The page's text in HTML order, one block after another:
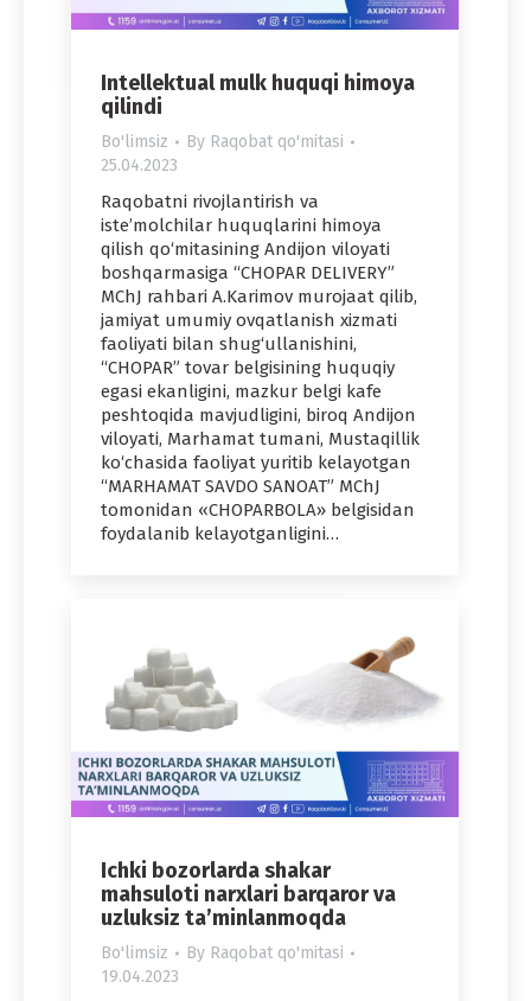
Intellektual mulk huquqi himoya
qilindi
Bo'limsiz By Raqobat qo'mitasi
25.04.2023
Raqobatni rivojlantirish va
isteʼmolchilar huquqlarini himoya
qilish qo‘mitasining Andijon viloyati
boshqarmasiga “CHOPAR DELIVERY”
MChJ rahbari A.Karimov murojaat qilib,
jamiyat umumiy ovqatlanish xizmati
faoliyati bilan shug‘ullanishini,
“CHOPAR” tovar belgisining huquqiy
egasi ekanligini, mazkur belgi kafe
peshtoqida mavjudligini, biroq Andijon
viloyati, Marhamat tumani, Mustaqillik
ko‘chasida faoliyat yuritib kelayotgan
“MARHAMAT SAVDO SANOAT” MChJ
tomonidan «CHOPARBOLA» belgisidan
foydalanib kelayotganligini…
Ichki bozorlarda shakar
mahsuloti narxlari barqaror va
uzluksiz taʼminlanmoqda
Bo'limsiz By Raqobat qo'mitasi
19.04.2023